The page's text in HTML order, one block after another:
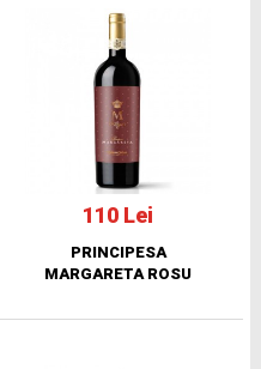
110 Lei
PRINCIPESA
MARGARETA ROSU